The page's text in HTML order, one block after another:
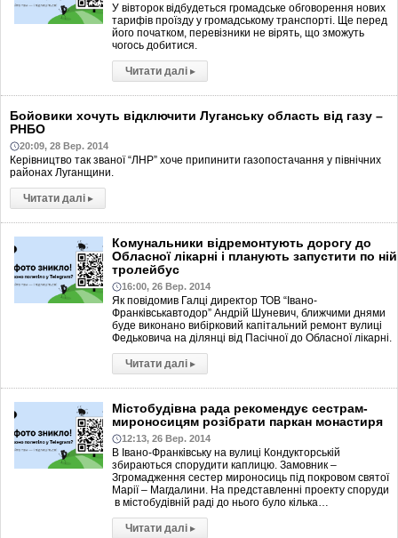
У вівторок відбудеться громадське обговорення нових
тарифів проїзду у громадському транспорті. Ще перед
його початком, перевізники не вірять, що зможуть
чогось добитися.
Читати далі ▸
Бойовики хочуть відключити Луганську область від газу –
РНБО
20:09, 28 Вер. 2014
Керівництво так званої “ЛНР” хоче припинити газопостачання у північних
районах Луганщини.
Читати далі ▸
Комунальники відремонтують дорогу до
Обласної лікарні і планують запустити по ній
тролейбус
16:00, 26 Вер. 2014
Як повідомив Галці директор ТОВ “Івано-
Франківськавтодор” Андрій Шуневич, ближчими днями
буде виконано вибірковий капітальний ремонт вулиці
Федьковича на ділянці від Пасічної до Обласної лікарні.
Читати далі ▸
Містобудівна рада рекомендує сестрам-
мироносицям розібрати паркан монастиря
12:13, 26 Вер. 2014
В Івано-Франківську на вулиці Кондукторській
збираються спорудити каплицю. Замовник –
Згромадження сестер мироносиць під покровом святої
Марії – Магдалини. На представленні проекту споруди
в містобудівній раді до нього було кілька…
Читати далі ▸